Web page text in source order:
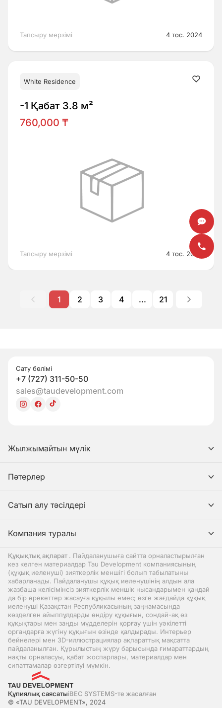
Тапсыру мерзімі 4 тос. 2024
White Residence
-1 Қабат 3.8 м²
760,000 ₸
Тапсыру мерзімі 4 тос. 2026
1 2 3 4 ... 21
Сату бөлімі
+7 (727) 311-50-50
sales@taudevelopment.com
Жылжымайтын мүлік
Пәтерлер
Сатып алу тәсілдері
Компания туралы
Құқықтық ақпарат . Пайдаланушыға сайтта орналастырылған
кез келген материалдар Tau Development компаниясының
(құқық иеленуші) зияткерлік меншігі болып табылатыны
хабарланады. Пайдаланушы құқық иеленушінің алдын ала
жазбаша келісімінсіз зияткерлік меншік нысандарымен қандай
да бір әрекеттер жасауға құқылы емес; өзге жағдайда құқық
иеленуші Қазақстан Республикасының заңнамасында
көзделген айыппұлдарды өндіру құқығын, сондай-ақ өз
құқықтары мен заңды мүдделерін қорғау үшін уәкілетті
органдарға жүгіну құқығын өзінде қалдырады. Интерьер
бейнелері мен 3D-иллюстрациялар ақпараттық мақсатта
пайдаланылған. Құрылыстың жүру барысында ғимараттардың
нақты орналасуы, қабат жоспарлары, материалдар мен
сипаттамалар өзгертілуі мүмкін.
Құпиялық саясатыiBEC SYSTEMS-те жасалған
© «TAU DEVELOPMENT», 2024